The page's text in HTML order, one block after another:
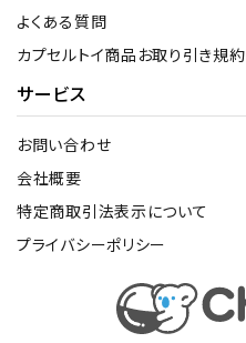
よくある質問
カプセルトイ商品お取り引き規約
サービス
お問い合わせ
会社概要
特定商取引法表示について
プライバシーポリシー